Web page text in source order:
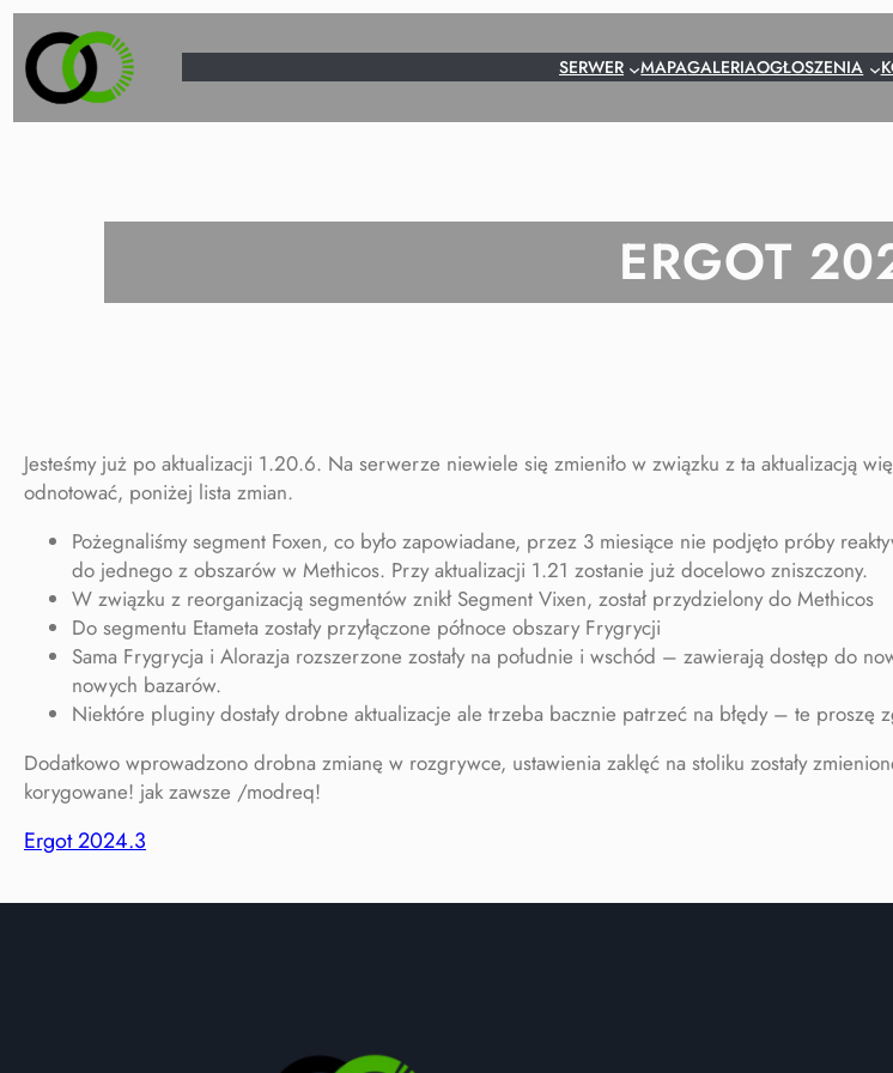
Przejdź
treści
SERWER MAPAGALERIAOGŁOSZENIA
ERGOT
Jesteśmy już po aktualizacji 1.20.6. Na serwerze niewiele się zmieniło w związku z ta aktualizacją
odnotować, poniżej lista zmian.
Pożegnaliśmy segment Foxen, co było zapowiadane, przez 3 miesiące nie podjęto próby
do jednego z obszarów w Methicos. Przy aktualizacji 1.21 zostanie już docelowo zniszczony.
W związku z reorganizacją segmentów znikł Segment Vixen, został przydzielony do Methicos
Do segmentu Etameta zostały przyłączone północe obszary Frygrycji
Sama Frygrycja i Alorazja rozszerzone zostały na południe i wschód – zawierają dostęp do
nowych bazarów.
Niektóre pluginy dostały drobne aktualizacje ale trzeba bacznie patrzeć na błędy – te proszę
Dodatkowo wprowadzono drobna zmianę w rozgrywce, ustawienia zaklęć na stoliku zostały
korygowane! jak zawsze /modreq!
Ergot 2024.3